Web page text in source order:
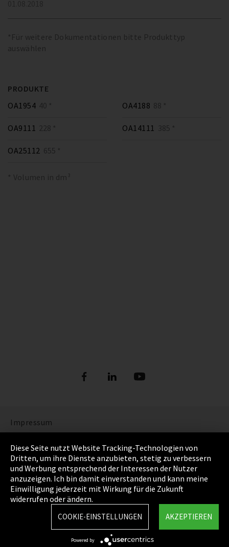
*Für weitere Dokumentationen bitte Produkttyp
auswählen
PRODUKTE
OA1954 40 * OA4188 88 *
OA9111 228 * OA14111 385 *
OA25112 655 *
* Volumen in dm³
Impressum
Datenschutz
Cookie Einstellungen
AGB
Sitemap
EmpCo Richtlinie
Diese Seite nutzt Website Tracking-Technologien von
Dritten, um ihre Dienste anzubieten, stetig zu verbessern
und Werbung entsprechend der Interessen der Nutzer
anzuzeigen. Ich bin damit einverstanden und kann meine
Einwilligung jederzeit mit Wirkung für die Zukunft
widerrufen oder ändern.
AKZEPTIEREN
COOKIE-EINSTELLUNGEN
Powered by